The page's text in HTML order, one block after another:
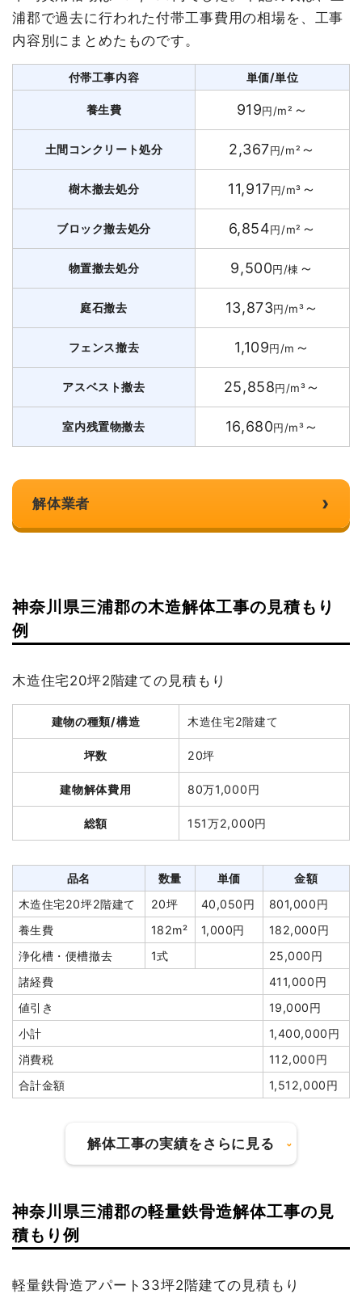
浦郡で過去に行われた付帯工事費用の相場を、工事
内容別にまとめたものです。
付帯工事内容 単価/単位
養生費 919円/m² ～
土間コンクリート処分 2,367円/m² ～
樹木撤去処分 11,917円/m³ ～
ブロック撤去処分 6,854円/m² ～
物置撤去処分 9,500円/棟 ～
庭石撤去 13,873円/m³～
フェンス撤去 1,109円/m ～
アスベスト撤去 25,858円/m³～
室内残置物撤去 16,680円/m³～
解体業者 ›
神奈川県三浦郡の木造解体工事の見積もり
例
木造住宅20坪2階建ての見積もり
建物の種類/構造 木造住宅2階建て
坪数 20坪
建物解体費用 80万1,000円
総額 151万2,000円
品名 数量 単価
金額
木造住宅20坪2階建て
20坪 40,050円
801,000円
養生費
182m² 1,000円
182,000円
浄化槽・便槽撤去
1式
25,000円
諸経費
411,000円
値引き
19,000円
小計
1,400,000円
消費税
112,000円
合計金額
1,512,000円
解体工事の実績をさらに見る
建物の種類/構造 木造アパート2階建て
坪数 45坪
建物解体費用 147万円
神奈川県三浦郡の軽量鉄骨造解体工事の見
積もり例
軽量鉄骨造アパート33坪2階建ての見積もり